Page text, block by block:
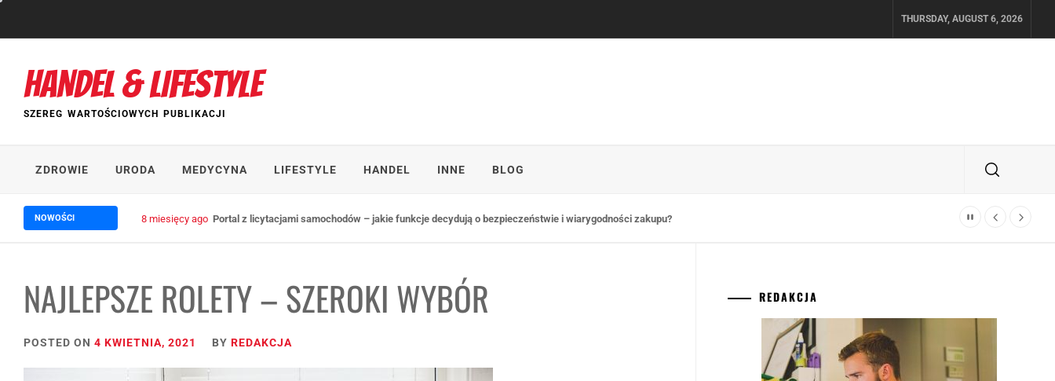
THURSDAY, AUGUST 6, 2026
HANDEL & LIFESTYLE
SZEREG WARTOŚCIOWYCH PUBLIKACJI
ZDROWIE URODA MEDYCYNA LIFESTYLE HANDEL INNE BLOG
NOWOŚCI 2 lata ago Wpływ trade marketingu na wzrost sprzedaży w punktach detalicznych
NAJLEPSZE ROLETY – SZEROKI WYBÓR
POSTED ON 4 KWIETNIA, 2021 BY REDAKCJA
REDAKCJA